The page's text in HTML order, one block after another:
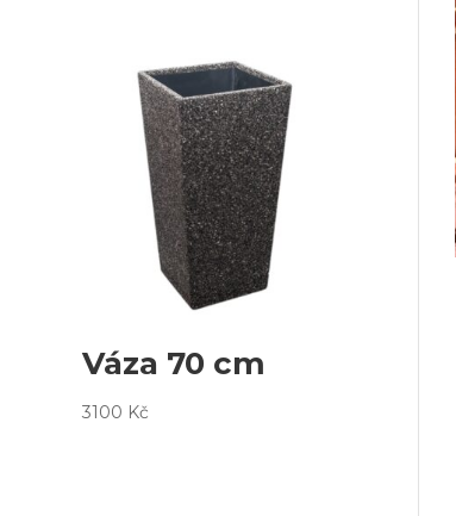
Váza 70 cm
3100 Kč